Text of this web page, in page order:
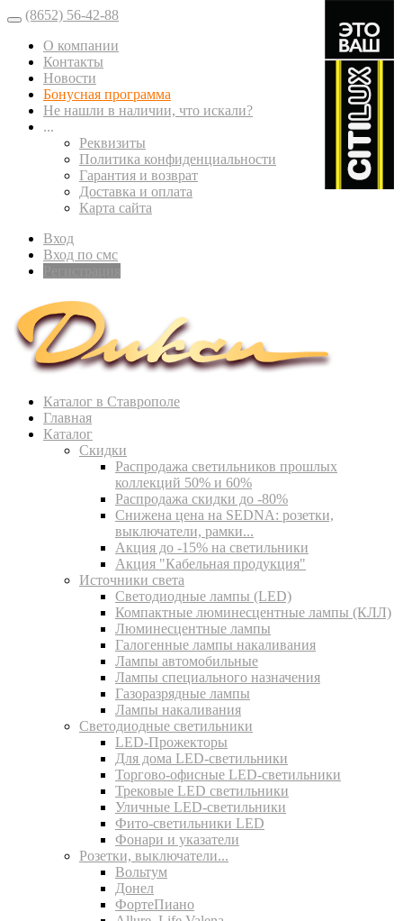
(8652) 56-42-88
О компании
Контакты
Новости
Бонусная программа
Не нашли в наличии, что искали?
...
Реквизиты
Политика конфиденциальности
Гарантия и возврат
Доставка и оплата
Карта сайта
Вход
Вход по смс
Каталог в Ставрополе
Главная
Каталог
Скидки
Распродажа светильников прошлых
коллекций 50% и 60%
Распродажа скидки до -80%
Cнижена цена на SEDNA: розетки,
выключатели, рамки...
Акция до -15% на светильники
Акция "Кабельная продукция"
Источники света
Светодиодные лампы (LED)
Компактные люминесцентные лампы (КЛЛ)
Люминесцентные лампы
Галогенные лампы накаливания
Лампы автомобильные
Лампы специального назначения
Газоразрядные лампы
Лампы накаливания
Светодиодные светильники
LED-Прожекторы
Для дома LED-светильники
Торгово-офисные LED-светильники
Трековые LED светильники
Уличные LED-светильники
Фито-светильники LED
Фонари и указатели
Розетки, выключатели...
Вольтум
Донел
ФортеПиано